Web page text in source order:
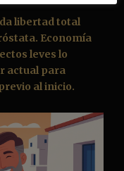
libertad total
Economía
leves lo
actual para
al inicio.